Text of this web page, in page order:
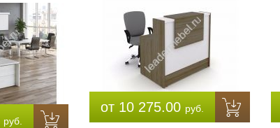
руб.
от 10 275.00 руб.